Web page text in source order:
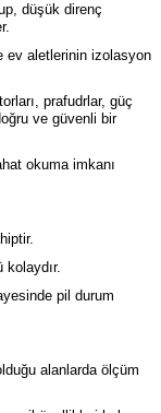
düşük direnç
ev aletlerinin izolasyon
prafudrlar, güç
ve güvenli bir
okuma imkanı
kolaydır.
pil durum
alanlarda ölçüm